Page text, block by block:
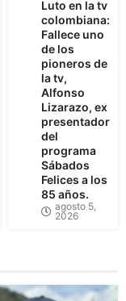
Luto en la tv
colombiana:
Fallece uno
de los
pioneros de
la tv,
Alfonso
Lizarazo, ex
presentador
del
programa
Sábados
Felices a los
85 años.
agosto 5,
2026